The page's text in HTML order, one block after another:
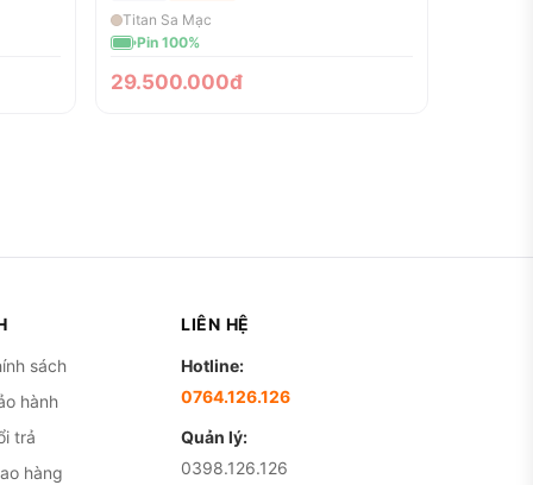
Titan Sa Mạc
Pin 100%
29.500.000đ
sách
hành
trả
hàng
LIÊN HỆ
Hotline:
0764.126.126
Quản lý:
0398.126.126